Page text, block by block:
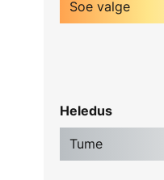
Soe valge
Heledus
Tume